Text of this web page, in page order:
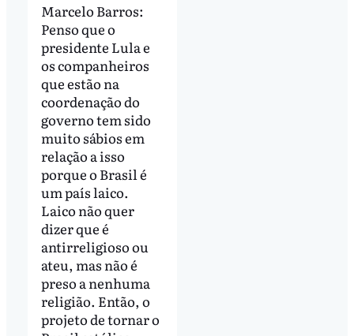
Marcelo Barros:
Penso que o
presidente Lula e
os companheiros
que estão na
coordenação do
governo tem sido
muito sábios em
relação a isso
porque o Brasil é
um país laico.
Laico não quer
dizer que é
antirreligioso ou
ateu, mas não é
preso a nenhuma
religião. Então, o
projeto de tornar o